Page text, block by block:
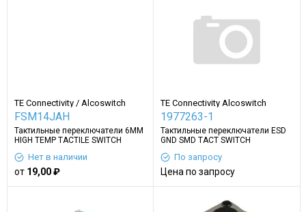
TE Connectivity / Alcoswitch
FSM14JAH
Тактильные переключатели 6MM
HIGH TEMP TACTILE SWITCH
Нет в наличии
от 19,00 ₽
TE Connectivity Alcoswitch
Switches
1977263-1
Тактильные переключатели ESD
GND SMD TACT SWITCH
По запросу
Цена по запросу